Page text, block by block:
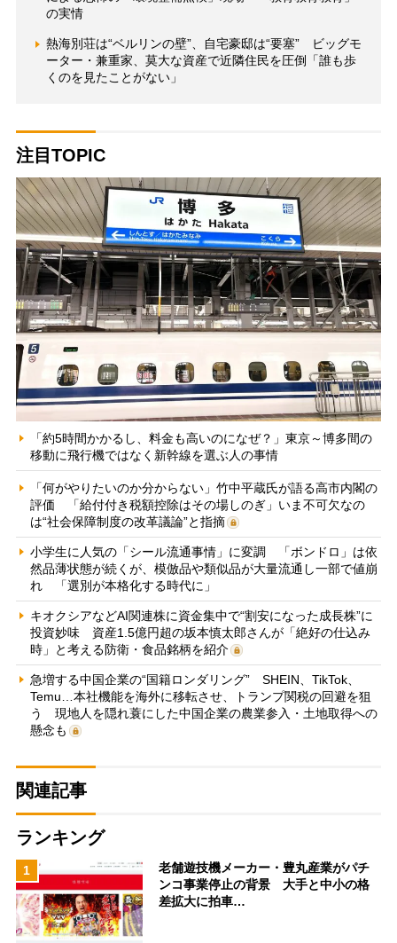
の実情
熱海別荘は“ベルリンの壁”、自宅豪邸は“要塞” ビッグモ
ーター・兼重家、莫大な資産で近隣住民を圧倒「誰も歩
くのを見たことがない」
注目TOPIC
「約5時間かかるし、料金も高いのになぜ？」東京～博多間の
移動に飛行機ではなく新幹線を選ぶ人の事情
「何がやりたいのか分からない」竹中平蔵氏が語る高市内閣の
評価 「給付付き税額控除はその場しのぎ」いま不可欠なの
は“社会保障制度の改革議論”と指摘
小学生に人気の「シール流通事情」に変調 「ボンドロ」は依
然品薄状態が続くが、模倣品や類似品が大量流通し一部で値崩
れ 「選別が本格化する時代に」
キオクシアなどAI関連株に資金集中で“割安になった成長株”に
投資妙味 資産1.5億円超の坂本慎太郎さんが「絶好の仕込み
時」と考える防衛・食品銘柄を紹介
急増する中国企業の“国籍ロンダリング” SHEIN、TikTok、
Temu…本社機能を海外に移転させ、トランプ関税の回避を狙
う 現地人を隠れ蓑にした中国企業の農業参入・土地取得への
懸念も
関連記事
ランキング
1
老舗遊技機メーカー・豊丸産業がパチ
ンコ事業停止の背景 大手と中小の格
差拡大に拍車…